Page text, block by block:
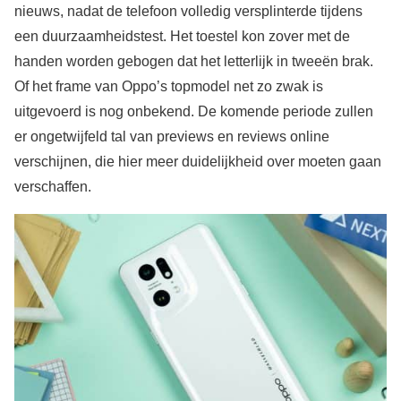
nieuws, nadat de telefoon volledig versplinterde tijdens
een duurzaamheidstest. Het toestel kon zover met de
handen worden gebogen dat het letterlijk in tweeën brak.
Of het frame van Oppo’s topmodel net zo zwak is
uitgevoerd is nog onbekend. De komende periode zullen
er ongetwijfeld tal van previews en reviews online
verschijnen, die hier meer duidelijkheid over moeten gaan
verschaffen.